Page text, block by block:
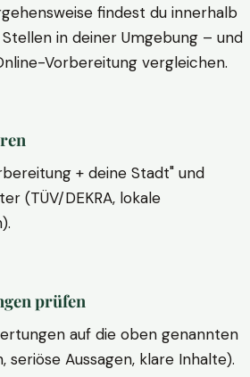
findest du innerhalb
in deiner Umgebung – und
Vorbereitung vergleichen.
+ deine Stadt" und
(TÜV/DEKRA, lokale
prüfen
auf die oben genannten
seriöse Aussagen, klare Inhalte).